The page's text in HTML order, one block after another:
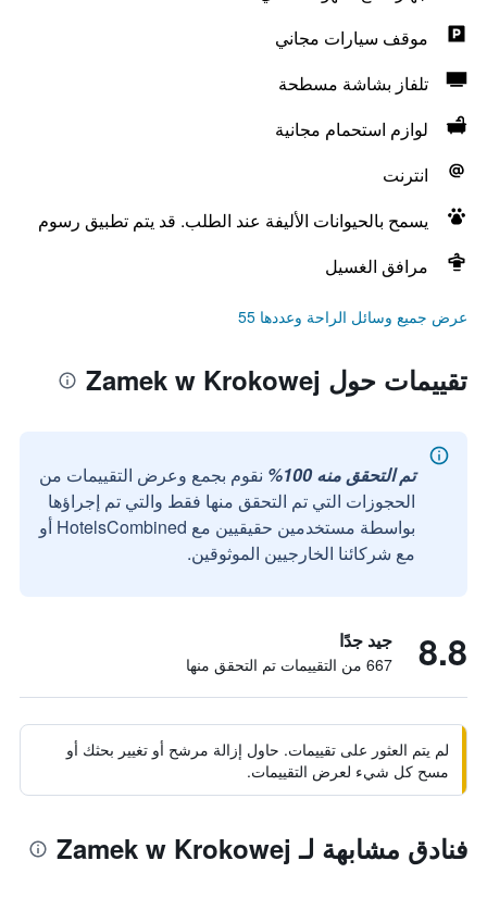
موقف سيارات مجاني
تلفاز بشاشة مسطحة
لوازم استحمام مجانية
انترنت
يسمح بالحيوانات الأليفة عند الطلب. قد يتم تطبيق رسوم
مرافق الغسيل
عرض جميع وسائل الراحة وعددها 55
تقييمات حول Zamek w Krokowej
تم التحقق منه 100%
نقوم بجمع وعرض التقييمات من
الحجوزات التي تم التحقق منها فقط والتي تم إجراؤها
بواسطة مستخدمين حقيقيين مع HotelsCombined أو
مع شركائنا الخارجيين الموثوقين.
8.8 جيد جدًا
667 من التقييمات تم التحقق منها
لم يتم العثور على تقييمات. حاول إزالة مرشح أو تغيير بحثك أو
مسح كل شيء لعرض التقييمات.
فنادق مشابهة لـ Zamek w Krokowej